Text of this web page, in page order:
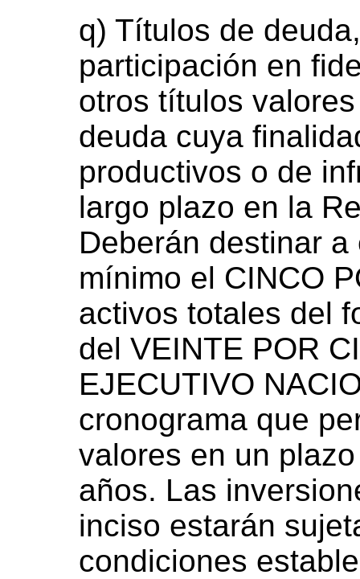
q) Títulos de
participación en
otros títulos
deuda cuya
productivos o de
largo plazo en la
Deberán destinar
mínimo el CINCO
activos totales del
del VEINTE POR
EJECUTIVO
cronograma que
valores en un
años. Las
inciso estarán
condiciones